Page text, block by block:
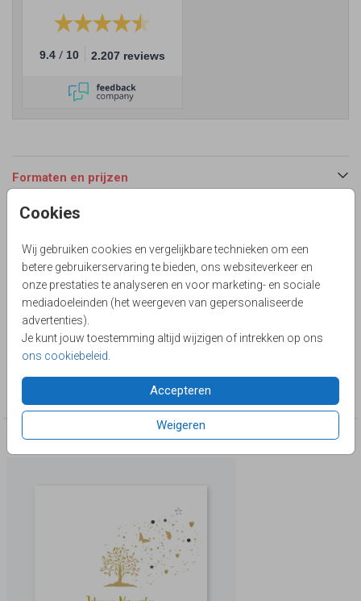
Cookies
Wij gebruiken cookies en vergelijkbare technieken om een
betere gebruikerservaring te bieden, ons websiteverkeer en
onze prestaties te analyseren en voor marketing- en sociale
mediadoeleinden (het weergeven van gepersonaliseerde
advertenties).
Je kunt jouw toestemming altijd wijzigen of intrekken op ons
ons cookiebeleid
Accepteren
Weigeren
9.4 / 10 2.207 reviews
Formaten en prijzen
Omschrijving
Klassieke dankbetuigenis na overlijden met wit als basis.
Versierd met levensboom en speelse elementjes vlinder,
hartjes en sterren in oker en zwart tinten. Alles staat los
en kan aangepast.
Collectie
Rouwkaarten volwassenen
Deze producten zijn wellicht ook iets voor je